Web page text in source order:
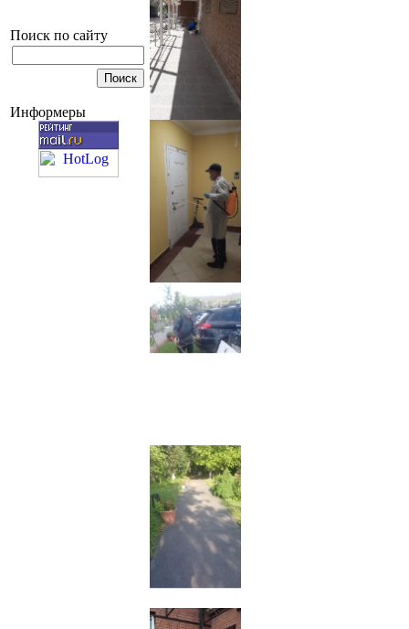
Поиск по сайту
Информеры